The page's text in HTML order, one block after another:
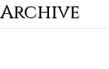
Archive